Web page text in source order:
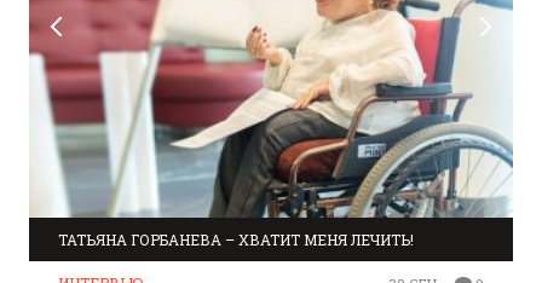
ТАТЬЯНА ГОРБАНЕВА – ХВАТИТ МЕНЯ ЛЕЧИТЬ!